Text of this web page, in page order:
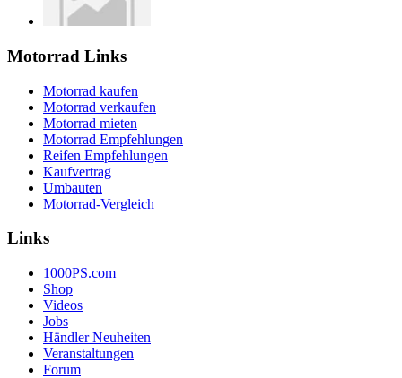
Motorrad Links
Motorrad kaufen
Motorrad verkaufen
Motorrad mieten
Motorrad Empfehlungen
Reifen Empfehlungen
Kaufvertrag
Umbauten
Motorrad-Vergleich
Links
1000PS.com
Shop
Videos
Jobs
Händler Neuheiten
Veranstaltungen
Forum